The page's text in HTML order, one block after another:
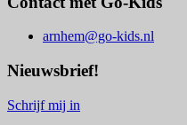
arnhem@go-kids.nl
Nieuwsbrief!
Schrijf mij in